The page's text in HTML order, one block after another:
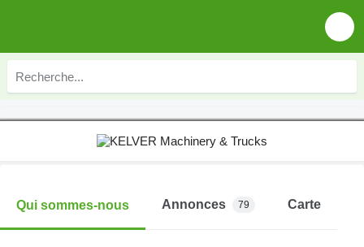
Qui sommes-nous Annonces 79 Carte